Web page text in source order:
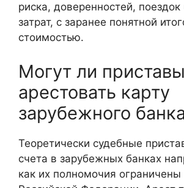
риска, доверенностей,
затрат, с заранее понятной
стоимостью.
Могут ли приставы
арестовать карту
зарубежного
Теоретически судебные
счета в зарубежных банках
как их полномочия